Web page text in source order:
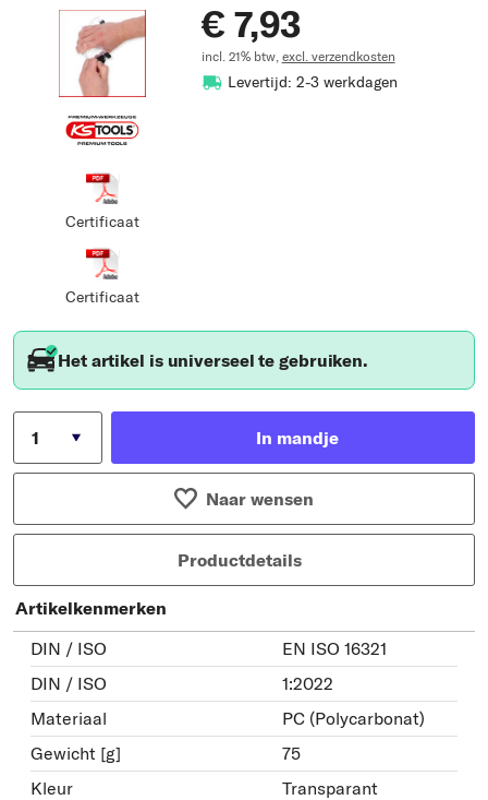
Certificaat
Certificaat
€ 7,93
incl. 21% btw, excl. verzendkosten
Levertijd: 2-3 werkdagen
Het artikel is universeel te gebruiken.
In mandje
Naar wensen
Productdetails
Artikelkenmerken
DIN / ISO
EN ISO 16321
DIN / ISO
1:2022
Materiaal
PC (Polycarbonat)
Gewicht [g]
75
Kleur
Transparant